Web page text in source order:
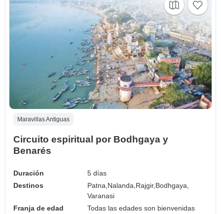
Maravillas Antiguas
Circuito espiritual por Bodhgaya y
Benarés
Duración
5 días
Destinos
Patna,Nalanda,Rajgir,Bodhgaya,
Varanasi
Franja de edad
Todas las edades son bienvenidas